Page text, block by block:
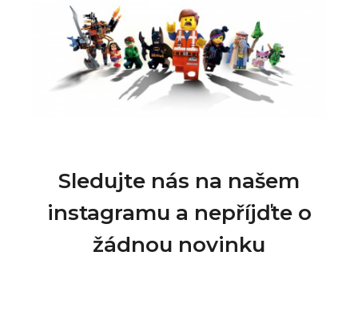
Sledujte nás na našem
instagramu a nepříjďte o
žádnou novinku